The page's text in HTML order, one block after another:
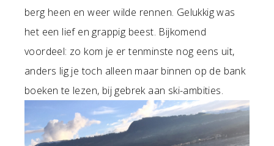
berg heen en weer wilde rennen. Gelukkig was
het een lief en grappig beest. Bijkomend
voordeel: zo kom je er tenminste nog eens uit,
anders lig je toch alleen maar binnen op de bank
boeken te lezen, bij gebrek aan ski-ambities.